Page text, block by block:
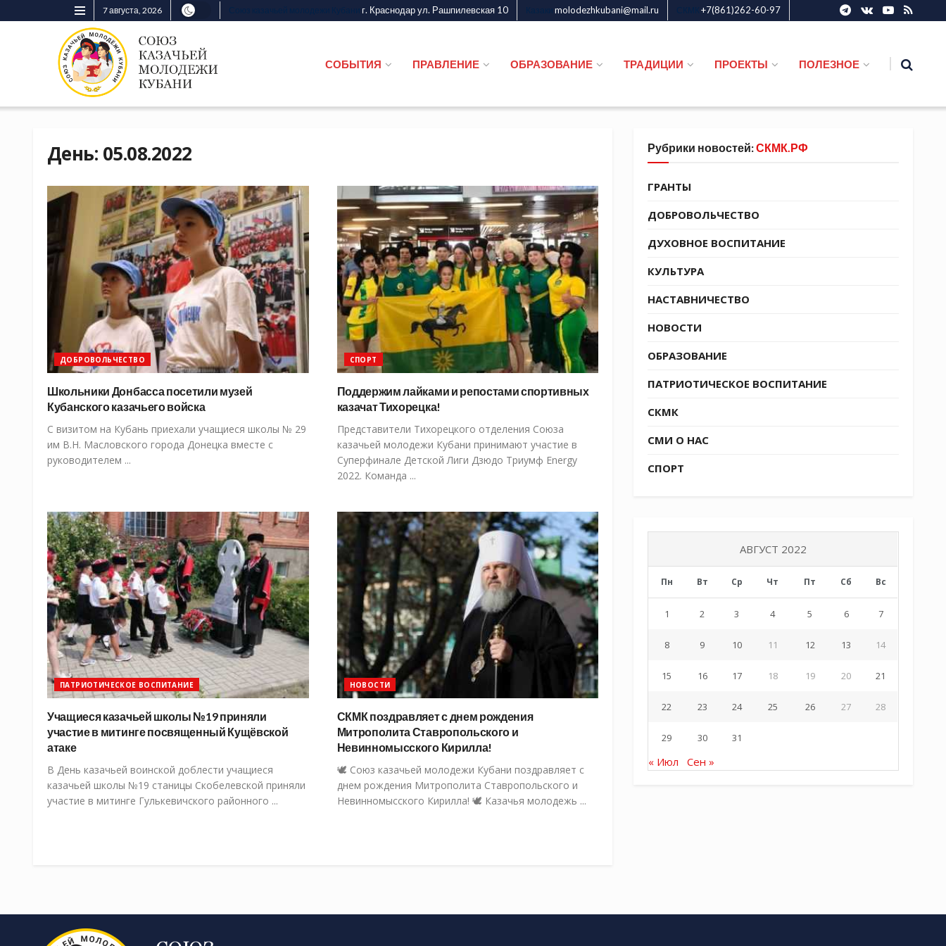
7 августа, 2026 г. Краснодар ул. Рашпилевская 10 molodezhkubani@mail.ru +7(861)262-60-97
СОБЫТИЯ ПРАВЛЕНИЕ ОБРАЗОВАНИЕ ТРАДИЦИИ ПРОЕКТЫ ПОЛЕЗНОЕ
День: 05.08.2022
ДОБРОВОЛЬЧЕСТВО
Школьники Донбасса посетили музей
Кубанского казачьего войска
С визитом на Кубань приехали учащиеся школы № 29
им В.Н. Масловского города Донецка вместе с
руководителем ...
СПОРТ
Поддержим лайками и репостами спортивных
казачат Тихорецка!
Представители Тихорецкого отделения Союза
казачьей молодежи Кубани принимают участие в
Суперфинале Детской Лиги Дзюдо Триумф Energy
2022. Команда ...
ПАТРИОТИЧЕСКОЕ ВОСПИТАНИЕ
Учащиеся казачьей школы №19 приняли
участие в митинге посвященный Кущёвской
атаке
В День казачьей воинской доблести учащиеся
казачьей школы №19 станицы Скобелевской приняли
участие в митинге Гулькевичского районного ...
НОВОСТИ
СКМК поздравляет с днем рождения
Митрополита Ставропольского и
Невинномысского Кирилла!
🕊 Союз казачьей молодежи Кубани поздравляет с
днем рождения Митрополита Ставропольского и
Невинномысского Кирилла! 🕊 Казачья молодежь ...
Рубрики новостей:СКМК.РФ
ГРАНТЫ
ДОБРОВОЛЬЧЕСТВО
ДУХОВНОЕ ВОСПИТАНИЕ
КУЛЬТУРА
НАСТАВНИЧЕСТВО
НОВОСТИ
ОБРАЗОВАНИЕ
ПАТРИОТИЧЕСКОЕ ВОСПИТАНИЕ
СКМК
СМИ О НАС
СПОРТ
АВГУСТ 2022
Пн Вт Ср Чт Пт Сб Вс
1 2 3 4 5 6 7
8 9 10 11 12 13 14
15 16 17 18 19 20 21
22 23 24 25 26 27 28
29 30 31
« Июл Сен »